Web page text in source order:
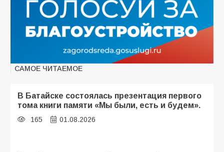
САМОЕ ЧИТАЕМОЕ
В Батайске состоялась презентация первого
тома книги памяти «Мы были, есть и будем».
165 01.08.2026